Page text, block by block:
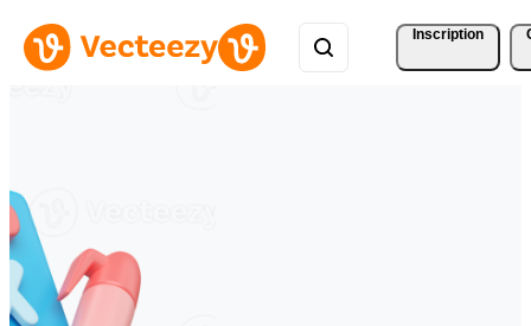
Inscription